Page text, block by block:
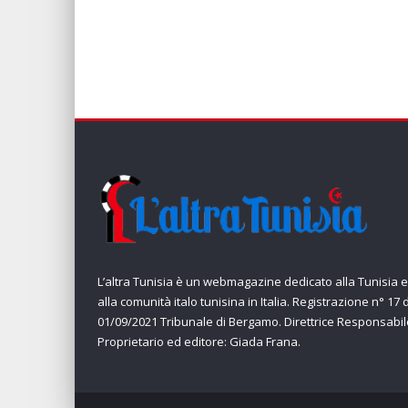
L’altra Tunisia è un webmagazine dedicato alla Tunisia e
alla comunità italo tunisina in Italia. Registrazione n° 17
01/09/2021 Tribunale di Bergamo. Direttrice
Proprietario ed editore: Giada Frana.